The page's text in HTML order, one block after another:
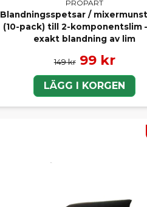
PROPART
Blandningsspetsar /
(10-pack) till 2-komponentslim
exakt blandning av lim
149 kr 99 kr
LÄGG I KORGEN